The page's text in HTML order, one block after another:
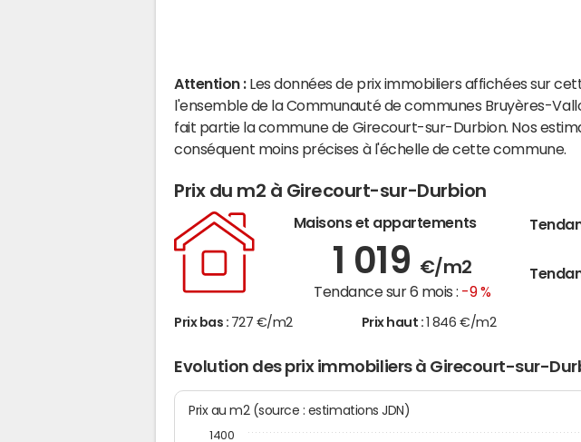
Attention : Les données de prix immobiliers affichées sur
l'ensemble de la Communauté de communes Bruyères-
fait partie la commune de Girecourt-sur-Durbion. Nos
conséquent moins précises à l'échelle de cette commune.
Prix du m2 à Girecourt-sur-Durbion
Maisons et appartements
1 019 €/m2
Tendance sur 6 mois : -9 %
Prix bas : 727 €/m2 Prix haut : 1 846 €/m2
Evolution des prix immobiliers à Girecourt-sur-
Prix au m2 (source : estimations JDN)
1400